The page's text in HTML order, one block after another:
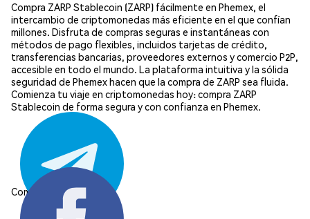
Compra ZARP Stablecoin (ZARP) fácilmente en Phemex, el
intercambio de criptomonedas más eficiente en el que confían
millones. Disfruta de compras seguras e instantáneas con
métodos de pago flexibles, incluidos tarjetas de crédito,
transferencias bancarias, proveedores externos y comercio P2P,
accesible en todo el mundo. La plataforma intuitiva y la sólida
seguridad de Phemex hacen que la compra de ZARP sea fluida.
Comienza tu viaje en criptomonedas hoy: compra ZARP
Stablecoin de forma segura y con confianza en Phemex.
Compartir: